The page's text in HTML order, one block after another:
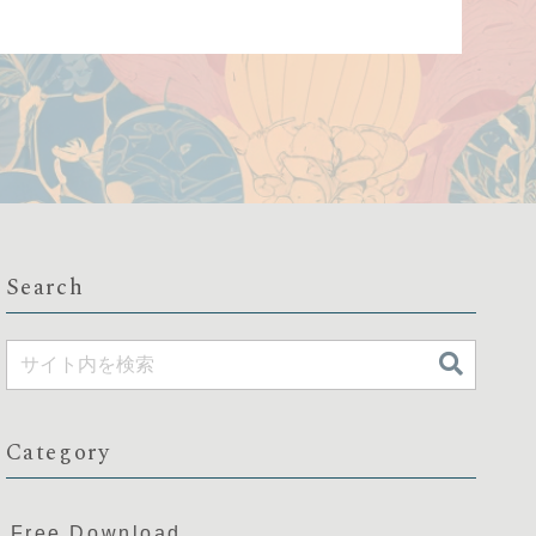
Search
Category